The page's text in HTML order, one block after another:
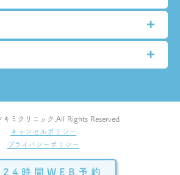
24時間WEB予約
ミクリニック.All Rights Reserved
キャンセルポリシー
プライバシーポリシー